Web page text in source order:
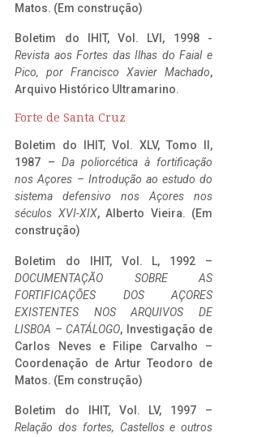
Matos. (Em construção)
Boletim do IHIT, Vol. LVI, 1998 -
Revista aos Fortes das Ilhas do Faial e
Pico, por Francisco Xavier Machado,
Arquivo Histórico Ultramarino.
Forte de Santa Cruz
Boletim do IHIT, Vol. XLV, Tomo II,
1987 – Da poliorcética à fortificação
nos Açores – Introdução ao estudo do
sistema defensivo nos Açores nos
séculos XVI-XIX, Alberto Vieira. (Em
construção)
Boletim do IHIT, Vol. L, 1992 –
DOCUMENTAÇÃO SOBRE AS
FORTIFICAÇÕES DOS AÇORES
EXISTENTES NOS ARQUIVOS DE
LISBOA – CATÁLOGO, Investigação de
Carlos Neves e Filipe Carvalho –
Coordenação de Artur Teodoro de
Matos. (Em construção)
Boletim do IHIT, Vol. LV, 1997 –
Relação dos fortes, Castellos e outros